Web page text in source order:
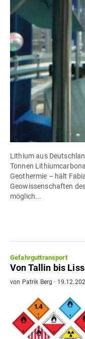
Lithium aus
Tonnen
Geothermie – hält
Geowissenschaften
möglich...
Gefahrguttransport
Von Tallin bis
von Patrik Berg ·